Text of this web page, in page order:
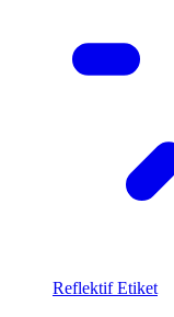
Reflektif Etiket